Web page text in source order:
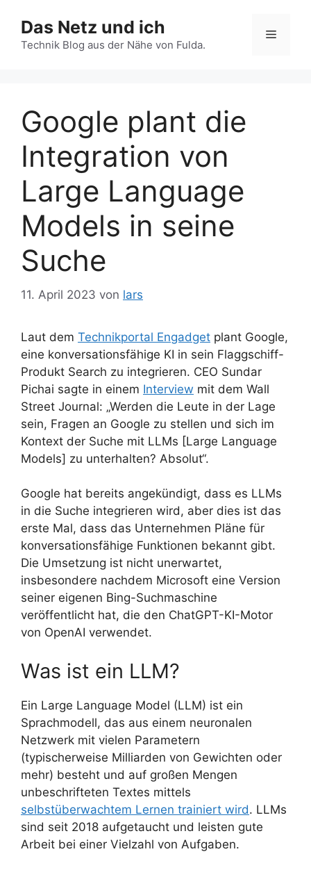
Inhalt
springen
Das Netz und ich
Technik Blog aus der Nähe von Fulda.
Menü
Google plant die
Integration von
Large Language
Models in seine
Suche
11. April 2023 von lars
Laut dem Technikportal Engadget plant Google,
eine konversationsfähige KI in sein Flaggschiff-
Produkt Search zu integrieren. CEO Sundar
Pichai sagte in einem Interview mit dem Wall
Street Journal: „Werden die Leute in der Lage
sein, Fragen an Google zu stellen und sich im
Kontext der Suche mit LLMs [Large Language
Models] zu unterhalten? Absolut“.
Google hat bereits angekündigt, dass es LLMs
in die Suche integrieren wird, aber dies ist das
erste Mal, dass das Unternehmen Pläne für
konversationsfähige Funktionen bekannt gibt.
Die Umsetzung ist nicht unerwartet,
insbesondere nachdem Microsoft eine Version
seiner eigenen Bing-Suchmaschine
veröffentlicht hat, die den ChatGPT-KI-Motor
von OpenAI verwendet.
Was ist ein LLM?
Ein Large Language Model (LLM) ist ein
Sprachmodell, das aus einem neuronalen
Netzwerk mit vielen Parametern
(typischerweise Milliarden von Gewichten oder
mehr) besteht und auf großen Mengen
unbeschrifteten Textes mittels
selbstüberwachtem Lernen trainiert wird. LLMs
sind seit 2018 aufgetaucht und leisten gute
Arbeit bei einer Vielzahl von Aufgaben.